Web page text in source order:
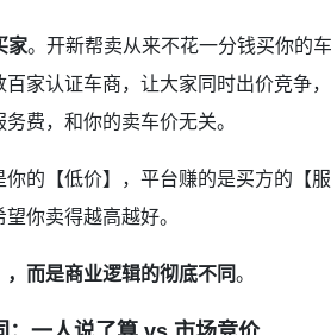
家。开新帮卖从来不花一分钱买你的
家认证车商，让大家同时出价竞争
费，和你的卖车价无关。
的【低价】，平台赚的是买方的【
你卖得越高越好。
而是商业逻辑的彻底不同。